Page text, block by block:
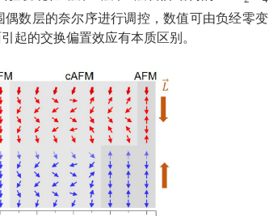
数层的奈尔序进行调控，数值可由负经零变
起的交换偏置效应有本质区别。